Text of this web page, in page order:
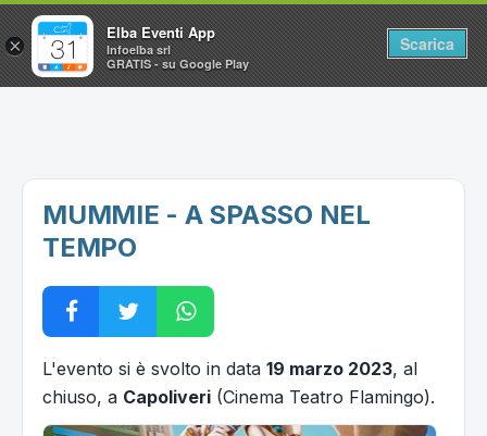
Home
Utilità
Vacanze all'Isola d'Elba
MUMMIE - A SPASSO NEL
TEMPO
L'evento si è svolto in data 19 marzo 2023, al
chiuso, a Capoliveri (Cinema Teatro Flamingo).
×
Elba Eventi App
Infoelba srl
GRATIS - su Google Play
Scarica